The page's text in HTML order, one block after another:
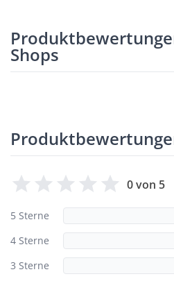
Shops
0 von 5
5 Sterne
4 Sterne
3 Sterne